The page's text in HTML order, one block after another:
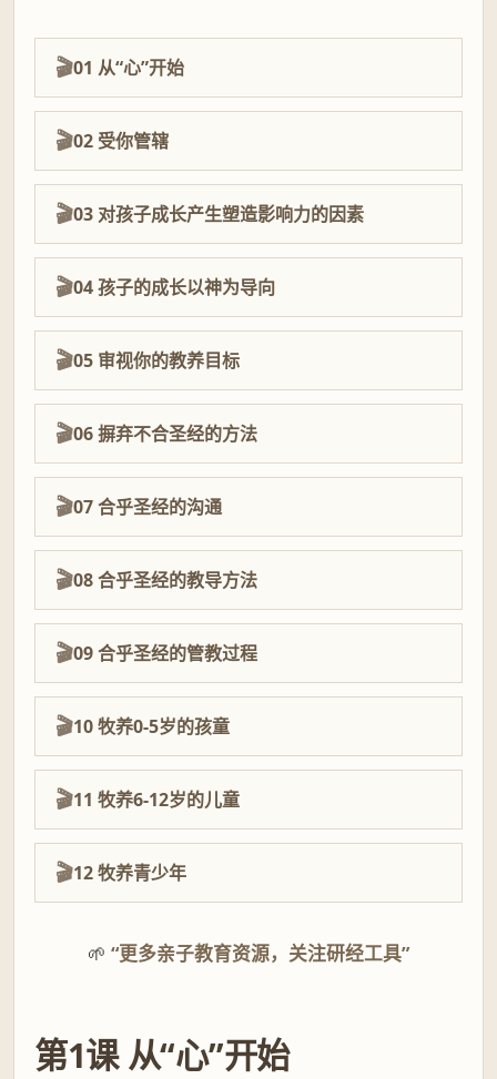
01 从“心”开始
02 受你管辖
03 对孩子成长产生塑造影响力的因素
04 孩子的成长以神为导向
05 审视你的教养目标
06 摒弃不合圣经的方法
07 合乎圣经的沟通
08 合乎圣经的教导方法
09 合乎圣经的管教过程
10 牧养0-5岁的孩童
11 牧养6-12岁的儿童
12 牧养青少年
🌱 “更多亲子教育资源，关注研经工具”
第1课 从“心”开始